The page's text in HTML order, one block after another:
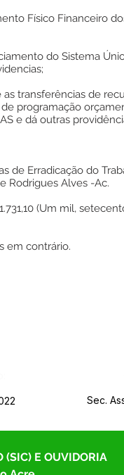
Físico Financeiro
do Sistema
as transferências de
programação
e dá outras
de Erradicação do
Rodrigues Alves -Ac.
(Um mil,
em contrário.
Sec.
(SIC) E OUVIDORIA